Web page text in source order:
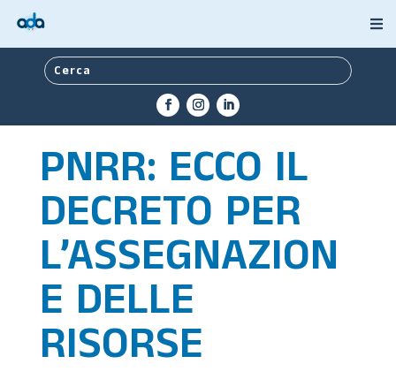
PNRR: ECCO IL
DECRETO PER
L’ASSEGNAZION
E DELLE
RISORSE